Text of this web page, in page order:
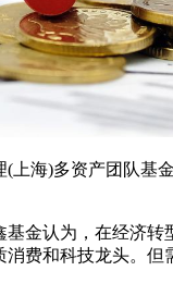
海)多资产团队基金
认为，在经济转型
费和科技龙头。但